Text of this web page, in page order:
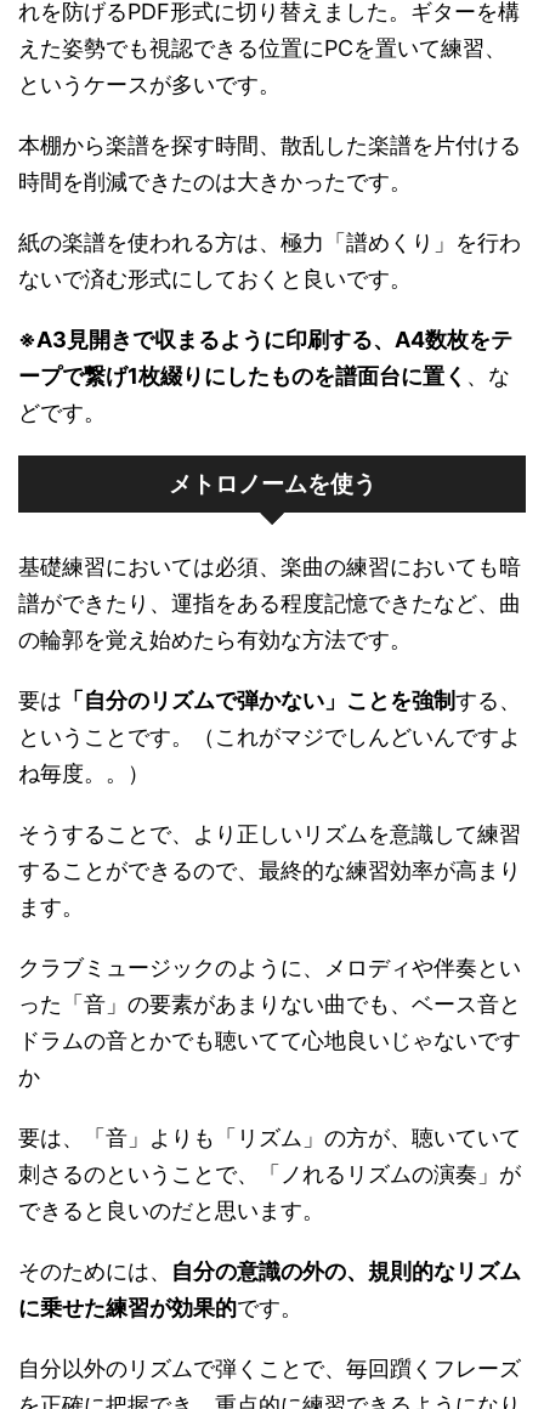
れを防げるPDF形式に切り替えました。ギターを構
えた姿勢でも視認できる位置にPCを置いて練習、
というケースが多いです。
本棚から楽譜を探す時間、散乱した楽譜を片付ける
時間を削減できたのは大きかったです。
紙の楽譜を使われる方は、極力「譜めくり」を行わ
ないで済む形式にしておくと良いです。
※A3見開きで収まるように印刷する、A4数枚をテ
ープで繋げ1枚綴りにしたものを譜面台に置く 、な
どです。
メトロノームを使う
基礎練習においては必須、楽曲の練習においても暗
譜ができたり、運指をある程度記憶できたなど、曲
の輪郭を覚え始めたら有効な方法です。
要は 「自分のリズムで弾かない」ことを強制する、
ということです。（これがマジでしんどいんですよ
ね毎度。。）
そうすることで、より正しいリズムを意識して練習
することができるので、最終的な練習効率が高まり
ます。
クラブミュージックのように、メロディや伴奏とい
った「音」の要素があまりない曲でも、ベース音と
ドラムの音とかでも聴いてて心地良いじゃないです
か
要は、「音」よりも「リズム」の方が、聴いていて
刺さるのということで、「ノれるリズムの演奏」が
できると良いのだと思います。
そのためには、 自分の意識の外の、規則的なリズム
に乗せた練習が効果的です。
自分以外のリズムで弾くことで、毎回躓くフレーズ